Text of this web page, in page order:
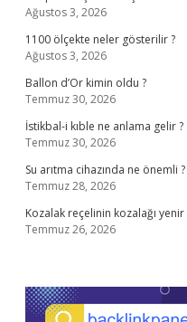
Ağustos 3, 2026
1100 ölçekte neler gösterilir ?
Ağustos 3, 2026
Ballon d’Or kimin oldu ?
Temmuz 30, 2026
İstikbal-i kıble ne anlama gelir ?
Temmuz 30, 2026
Su arıtma cihazında ne önemli ?
Temmuz 28, 2026
Kozalak reçelinin kozalağı yenir
Temmuz 26, 2026